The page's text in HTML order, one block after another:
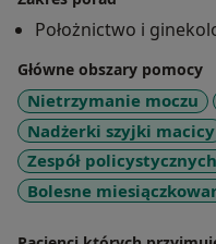
Pawła II 61 (róg
Zapraszam na wizyty
atmosferze.
Specjalizuję się w
prowadzeniu ciąży
nawracających
Położnictwo i
Główne obszary pomocy
Nietrzymanie moczu
Nadżerki szyjki macicy
Zespół
Bolesne